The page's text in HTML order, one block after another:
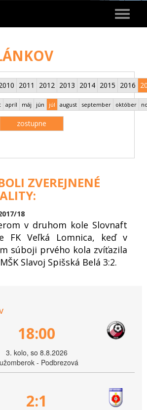
Toggle
2011 2012 2013 2014 2015 2016
apríl máj jún júl august september október
zostupne
ZVEREJNENÉ
18
v druhom kole Slovnaft
FK Veľká Lomnica, keď v
súboji prvého kola zvíťazila
Slavoj Spišská Belá 3:2.
18:00
3. kolo, so 8.8.2026
- Podbrezová
2:1